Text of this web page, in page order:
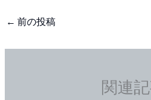
← 前の投稿
関連